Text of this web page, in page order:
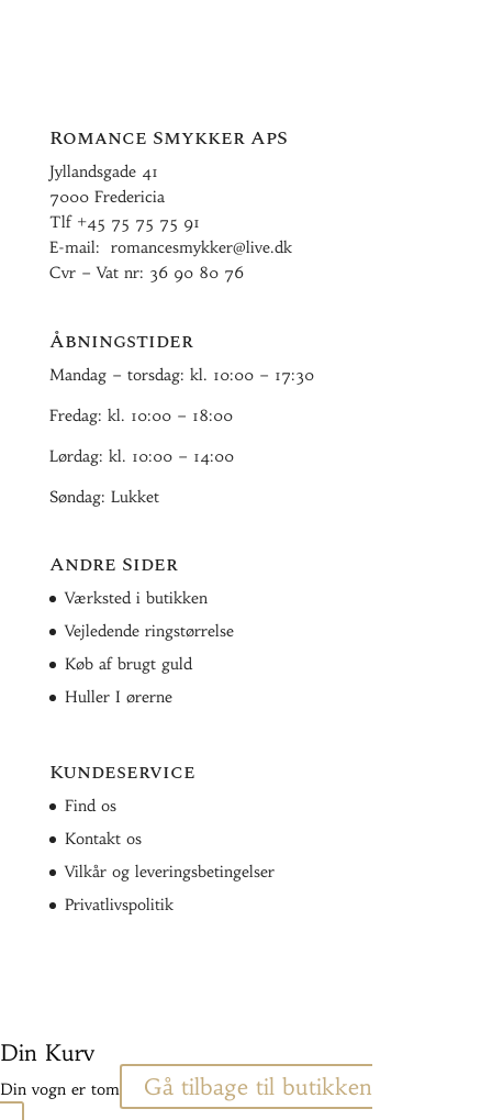
Romance Smykker ApS
Jyllandsgade 41
7000 Fredericia
Tlf +45 75 75 75 91
E-mail: romancesmykker@live.dk
Cvr – Vat nr: 36 90 80 76
Åbningstider
Mandag – torsdag: kl. 10:00 – 17:30
Fredag: kl. 10:00 – 18:00
Lørdag: kl. 10:00 – 14:00
Søndag: Lukket
Andre Sider
Værksted i butikken
Vejledende ringstørrelse
Køb af brugt guld
Huller I ørerne
Kundeservice
Find os
Kontakt os
Vilkår og leveringsbetingelser
Privatlivspolitik
Din Kurv
Din vogn er tom Gå tilbage til butikken